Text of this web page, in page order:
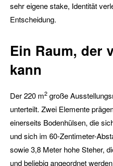
sehr eigene stake, Identität
Entscheidung.
Ein Raum, der
kann
Der 220 m2 große
unterteilt. Zwei Elemente
einerseits Bodenhülsen, die
und sich im 60-Zentimeter-
sowie 3,8 Meter hohe Steher,
und beliebig angeordnet